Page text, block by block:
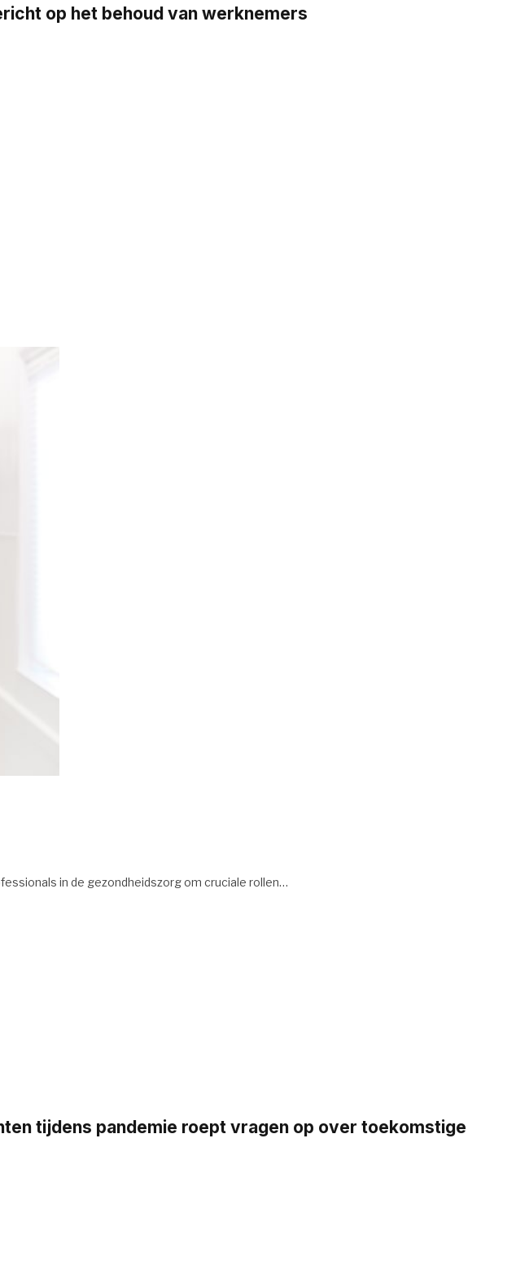
op het behoud van werknemers
in de gezondheidszorg om cruciale rollen…
tijdens pandemie roept vragen op over toekomstige